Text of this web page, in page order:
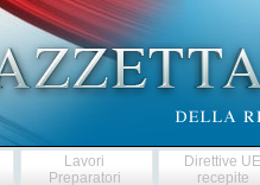
Lavori
Preparatori
Direttive
recepite